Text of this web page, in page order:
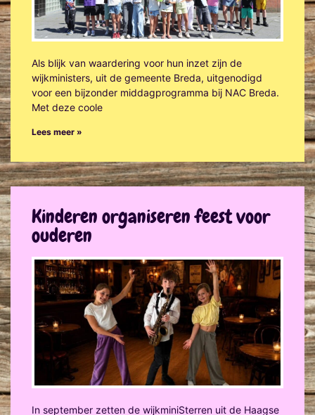
Als blijk van waardering voor hun inzet zijn de
wijkministers, uit de gemeente Breda, uitgenodigd
voor een bijzonder middagprogramma bij NAC Breda.
Met deze coole
Lees meer »
Kinderen organiseren feest voor
ouderen
In september zetten de wijkminiSterren uit de Haagse